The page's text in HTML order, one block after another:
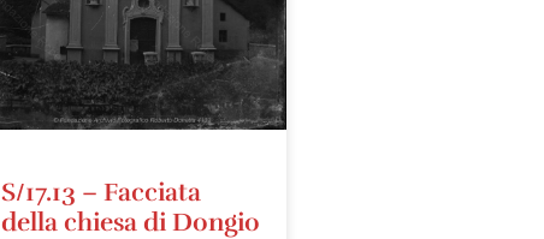
S/17.13 – Facciata
della chiesa di Dongio